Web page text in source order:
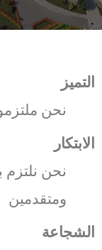
التميز
نحن
الابتكار
نحن
ومتقدمين
الشجاعة